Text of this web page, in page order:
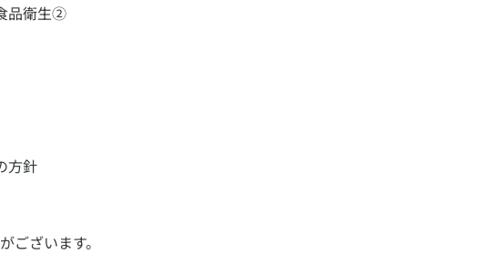
品衛生②
方針
ざいます。